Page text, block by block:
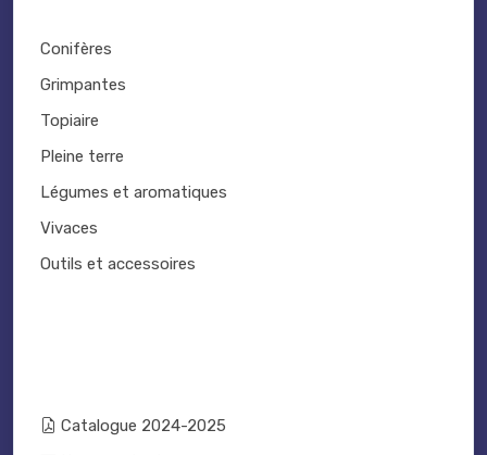
Conifères
Grimpantes
Topiaire
Pleine terre
Légumes et aromatiques
Vivaces
Outils et accessoires
Catalogue 2024-2025